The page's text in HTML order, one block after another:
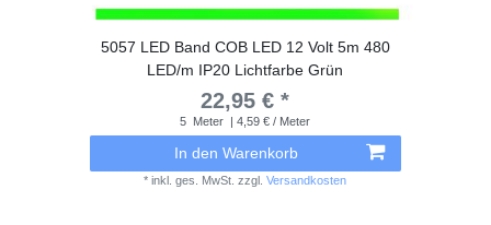
5057 LED Band COB LED 12 Volt 5m 480
LED/m IP20 Lichtfarbe Grün
22,95 € *
5 Meter | 4,59 € / Meter
In den Warenkorb
*inkl. ges. MwSt. zzgl.Versandkosten